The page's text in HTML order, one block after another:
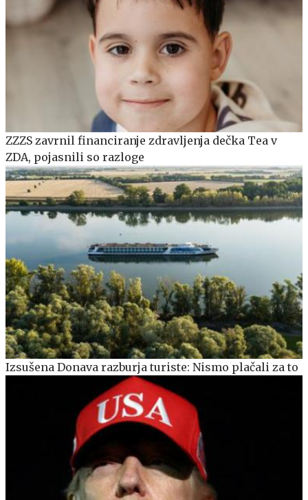
ZZZS zavrnil financiranje zdravljenja dečka Tea v
ZDA, pojasnili so razloge
Izsušena Donava razburja turiste: Nismo plačali za to